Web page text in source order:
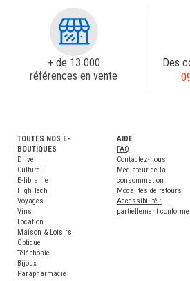
+ de 13 000
références en vente
Des
TOUTES NOS E-
BOUTIQUES
Drive
Culturel
E-librairie
High Tech
Voyages
Vins
Location
Maison & Loisirs
Optique
Téléphonie
Bijoux
Parapharmacie
AIDE
FAQ
Contactez-nous
Médiateur de la
consommation
Modalités de retours
Accessibilité :
partiellement conforme